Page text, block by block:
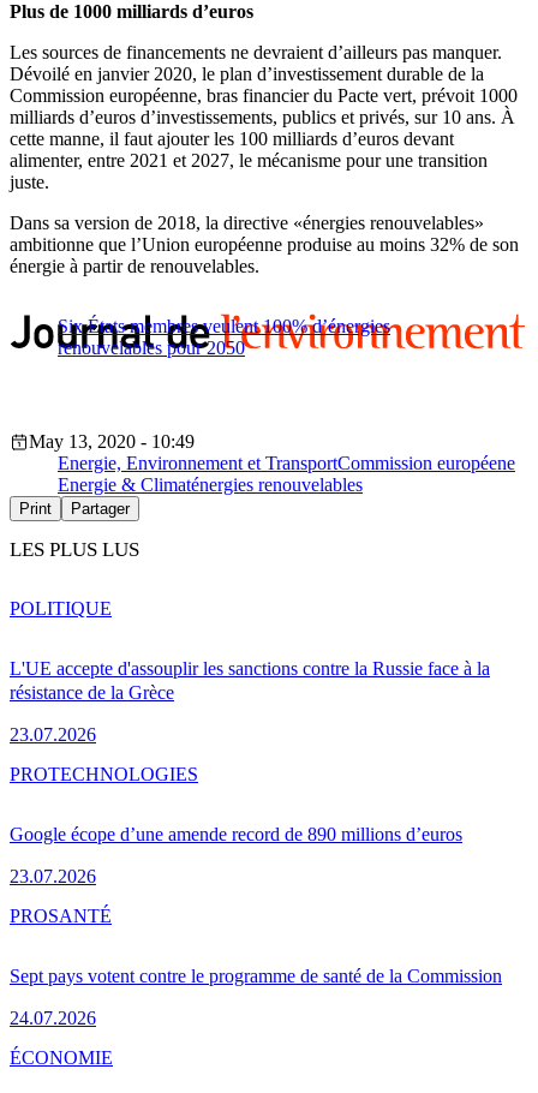
Plus de 1000 milliards d’euros
Les sources de financements ne devraient d’ailleurs pas manquer.
Dévoilé en janvier 2020, le plan d’investissement durable de la
Commission européenne, bras financier du Pacte vert, prévoit 1000
milliards d’euros d’investissements, publics et privés, sur 10 ans. À
cette manne, il faut ajouter les 100 milliards d’euros devant
alimenter, entre 2021 et 2027, le mécanisme pour une transition
juste.
Dans sa version de 2018, la directive «énergies renouvelables»
ambitionne que l’Union européenne produise au moins 32% de son
énergie à partir de renouvelables.
Six États membres veulent 100% d’énergies
renouvelables pour 2050
May 13, 2020 - 10:49
Energie, Environnement et TransportCommission européene
Energie & Climaténergies renouvelables
Print Partager
LES PLUS LUS
L'UE accepte d'assouplir les sanctions contre la Russie face à la
résistance de la Grèce
23.07.2026
POLITIQUE
Google écope d’une amende record de 890 millions d’euros
23.07.2026
PROTECHNOLOGIES
Sept pays votent contre le programme de santé de la Commission
24.07.2026
PROSANTÉ
ÉCONOMIE